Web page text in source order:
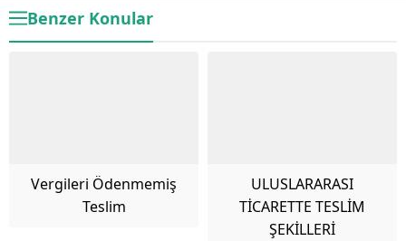
Benzer Konular
Vergileri Ödenmemiş
Teslim
ULUSLARARASI
TİCARETTE TESLİM
ŞEKİLLERİ